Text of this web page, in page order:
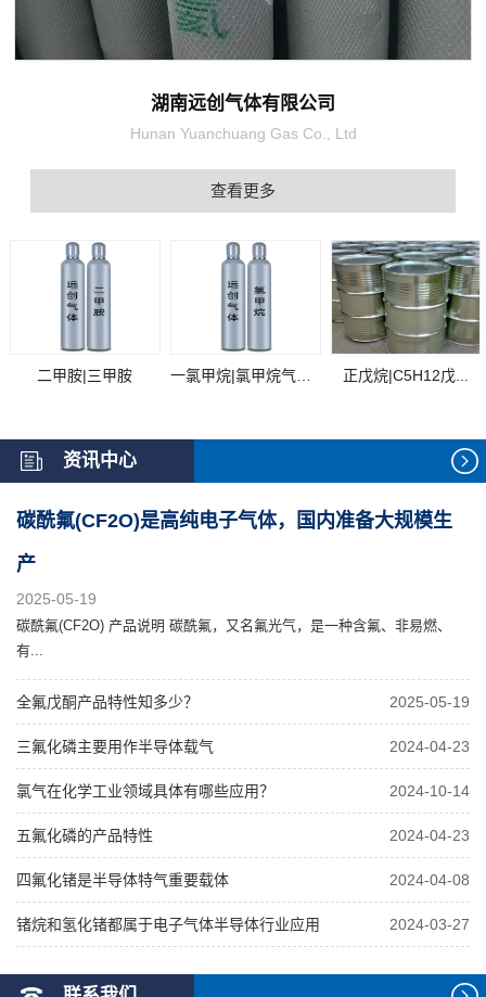
湖南远创气体有限公司
Hunan Yuanchuang Gas Co., Ltd
查看更多
二甲胺|三甲胺 正戊烷|C5H12戊...
资讯中心
碳酰氟(CF2O)是高纯电子气体，国内准备大规模生
产
2025-05-19
碳酰氟(CF2O) 产品说明 碳酰氟，又名氟光气，是一种含氟、非易燃、
有...
全氟戊酮产品特性知多少？ 2025-05-19
三氟化磷主要用作半导体载气 2024-04-23
氯气在化学工业领域具体有哪些应用？ 2024-10-14
五氟化磷的产品特性 2024-04-23
四氟化锗是半导体特气重要载体 2024-04-08
锗烷和氢化锗都属于电子气体半导体行业应用 2024-03-27